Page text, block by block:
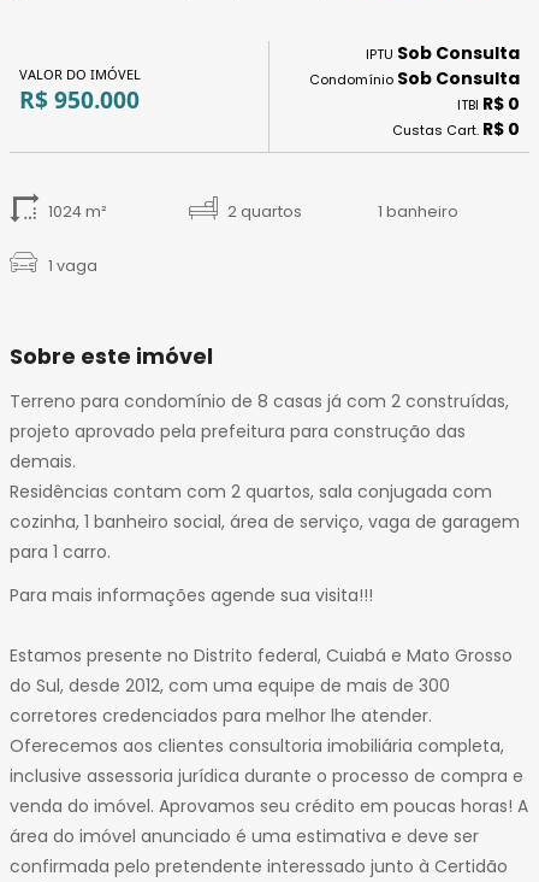
VALOR DO IMÓVEL
R$ 950.000
IPTU Sob Consulta
Condomínio Sob Consulta
ITBI R$ 0
Custas Cart. R$ 0
1024 m² 2 quartos 1 banheiro
1 vaga
Sobre este imóvel
Terreno para condomínio de 8 casas já com 2 construídas,
projeto aprovado pela prefeitura para construção das
demais.
Residências contam com 2 quartos, sala conjugada com
cozinha, 1 banheiro social, área de serviço, vaga de garagem
para 1 carro.
Para mais informações agende sua visita!!!
Estamos presente no Distrito federal, Cuiabá e Mato Grosso
do Sul, desde 2012, com uma equipe de mais de 300
corretores credenciados para melhor lhe atender.
Oferecemos aos clientes consultoria imobiliária completa,
inclusive assessoria jurídica durante o processo de compra e
venda do imóvel. Aprovamos seu crédito em poucas horas! A
área do imóvel anunciado é uma estimativa e deve ser
confirmada pelo pretendente interessado junto à Certidão